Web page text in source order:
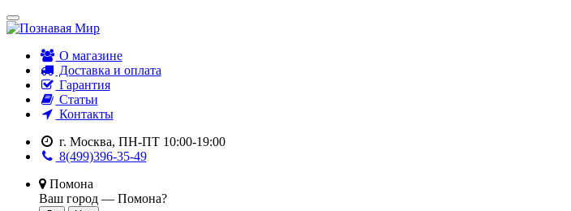
О магазине
Доставка и оплата
Гарантия
Статьи
Контакты
г. Москва, ПН-ПТ 10:00-19:00
8(499)396-35-49
Помона
Ваш город — Помона?